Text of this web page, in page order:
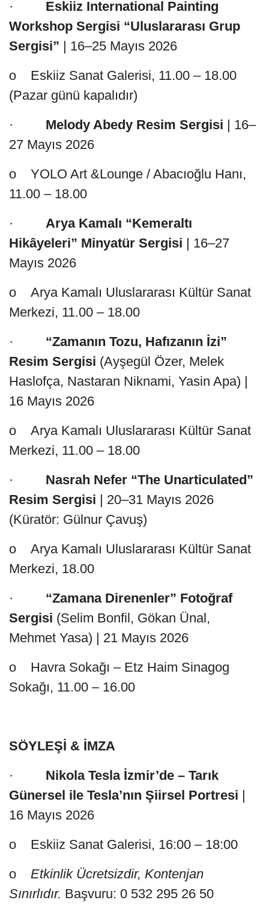
· Eskiiz International Painting
Workshop Sergisi “Uluslararası Grup
Sergisi” | 16–25 Mayıs 2026
o Eskiiz Sanat Galerisi, 11.00 – 18.00
(Pazar günü kapalıdır)
· Melody Abedy Resim Sergisi | 16–
27 Mayıs 2026
o YOLO Art &Lounge / Abacıoğlu Hanı,
11.00 – 18.00
· Arya Kamalı “Kemeraltı
Hikâyeleri” Minyatür Sergisi | 16–27
Mayıs 2026
o Arya Kamalı Uluslararası Kültür Sanat
Merkezi, 11.00 – 18.00
· “Zamanın Tozu, Hafızanın İzi”
Resim Sergisi (Ayşegül Özer, Melek
Haslofça, Nastaran Niknami, Yasin Apa) |
16 Mayıs 2026
o Arya Kamalı Uluslararası Kültür Sanat
Merkezi, 11.00 – 18.00
· Nasrah Nefer “The Unarticulated”
Resim Sergisi | 20–31 Mayıs 2026
(Küratör: Gülnur Çavuş)
o Arya Kamalı Uluslararası Kültür Sanat
Merkezi, 18.00
· “Zamana Direnenler” Fotoğraf
Sergisi (Selim Bonfil, Gökan Ünal,
Mehmet Yasa) | 21 Mayıs 2026
o Havra Sokağı – Etz Haim Sinagog
Sokağı, 11.00 – 16.00
SÖYLEŞİ & İMZA
· Nikola Tesla İzmir’de – Tarık
Günersel ile Tesla’nın Şiirsel Portresi |
16 Mayıs 2026
o Eskiiz Sanat Galerisi, 16:00 – 18:00
o Etkinlik Ücretsizdir, Kontenjan
Sınırlıdır. Başvuru: 0 532 295 26 50